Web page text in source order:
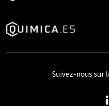
Suivez-nous sur